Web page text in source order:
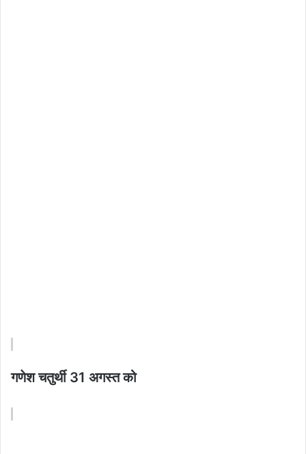
गणेश चतुर्थी 31 अगस्त को